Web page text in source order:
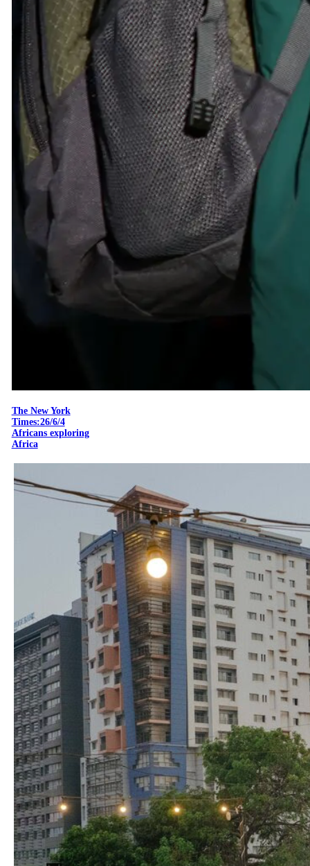
The New York
Times:26/6/4
Africans exploring
Africa